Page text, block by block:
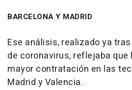
BARCELONA Y MADRID
Ese análisis, realizado ya
de coronavirus, reflejaba que
mayor contratación en las
Madrid y Valencia.